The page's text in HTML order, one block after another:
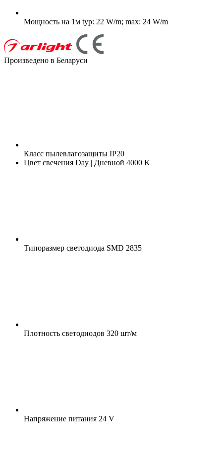
Мощность на 1м typ: 22 W/m; max: 24 W/m
Произведено в Беларуси
Класс пылевлагозащиты IP20
Цвет свечения Day | Дневной 4000 K
Типоразмер светодиода SMD 2835
Плотность светодиодов 320 шт/м
Напряжение питания 24 V